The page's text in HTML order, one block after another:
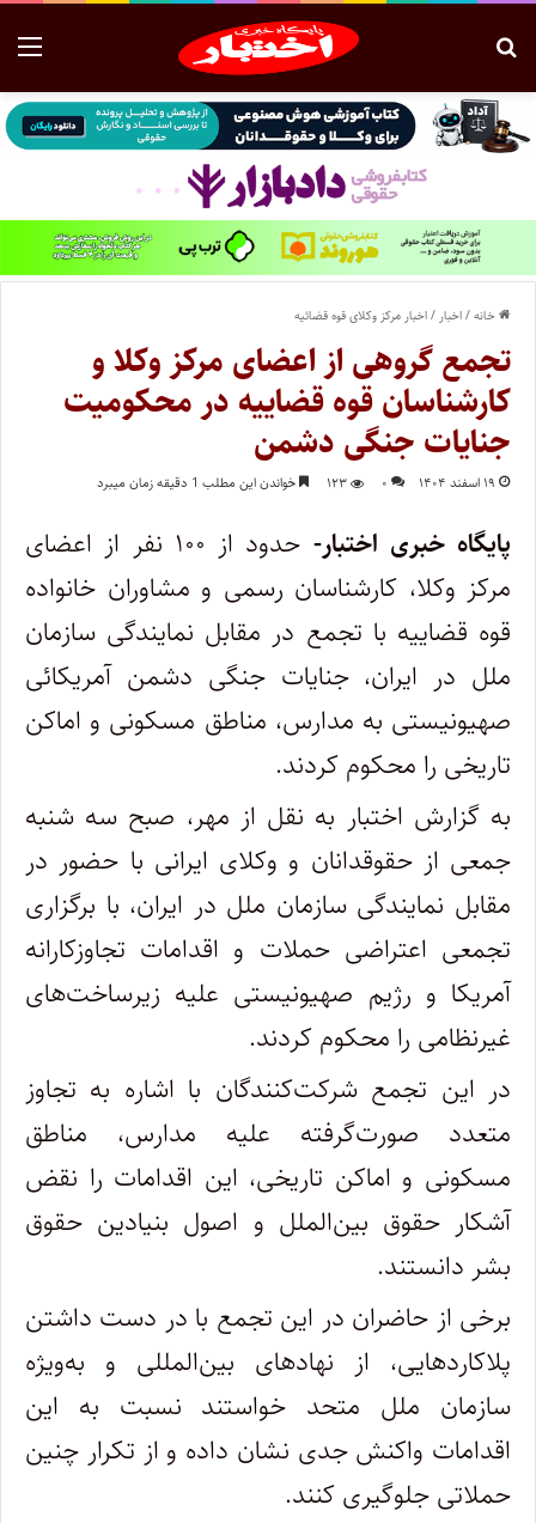
خانه/اخبار /اخبار مرکز وکلای قوه قضائیه
تجمع گروهی از اعضای مرکز وکلا و
کارشناسان قوه قضاییه در محکومیت
جنایات جنگی دشمن
۱۹ اسفند ۱۴۰۴ ۰ ۱۲۳ خواندن این مطلب 1 دقیقه زمان میبرد
پایگاه خبری اختبار-
حدود از ۱۰۰ نفر از اعضای
مرکز وکلا، کارشناسان رسمی و مشاوران خانواده
قوه قضاییه با تجمع در مقابل نمایندگی سازمان
ملل در ایران، جنایات جنگی دشمن آمریکائی
صهیونیستی به مدارس، مناطق مسکونی و اماکن
تاریخی را محکوم کردند.
به گزارش اختبار به نقل از مهر، صبح سه شنبه
جمعی از حقوقدانان و وکلای ایرانی با حضور در
مقابل نمایندگی سازمان ملل در ایران، با برگزاری
تجمعی اعتراضی حملات و اقدامات تجاوزکارانه
آمریکا و رژیم صهیونیستی علیه زیرساخت‌های
غیرنظامی را محکوم کردند.
در این تجمع شرکت‌کنندگان با اشاره به تجاوز
متعدد صورت‌گرفته علیه مدارس، مناطق
مسکونی و اماکن تاریخی، این اقدامات را نقض
آشکار حقوق بین‌الملل و اصول بنیادین حقوق
بشر دانستند.
برخی از حاضران در این تجمع با در دست داشتن
پلاکاردهایی، از نهادهای بین‌المللی و به‌ویژه
سازمان ملل متحد خواستند نسبت به این
اقدامات واکنش جدی نشان داده و از تکرار چنین
حملاتی جلوگیری کنند.